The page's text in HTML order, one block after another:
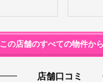
この店舗のすべての物件か
店舗口コミ